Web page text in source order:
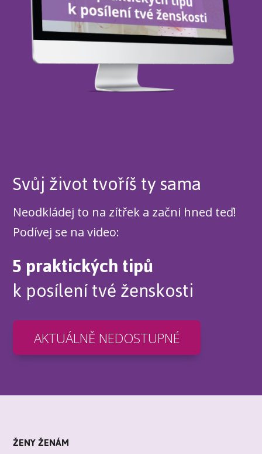
Svůj život tvoříš ty sama
Neodkládej to na zítřek a začni hned teď!
Podívej se na video:
5 praktických tipů
k posílení tvé ženskosti
AKTUÁLNĚ NEDOSTUPNÉ
ŽENY ŽENÁM